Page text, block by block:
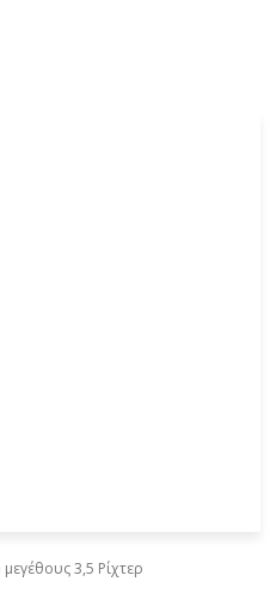
3,5 Ρίχτερ